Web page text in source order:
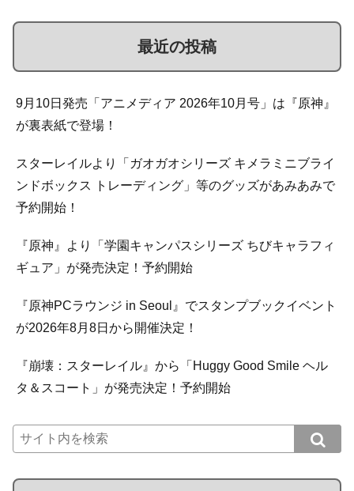
最近の投稿
9月10日発売「アニメディア 2026年10月号」は『原神』
が裏表紙で登場！
スターレイルより「ガオガオシリーズ キメラミニブライ
ンドボックス トレーディング」等のグッズがあみあみで
予約開始！
『原神』より「学園キャンパスシリーズ ちびキャラフィ
ギュア」が発売決定！予約開始
『原神PCラウンジ in Seoul』でスタンプブックイベント
が2026年8月8日から開催決定！
『崩壊：スターレイル』から「Huggy Good Smile ヘル
タ＆スコート」が発売決定！予約開始